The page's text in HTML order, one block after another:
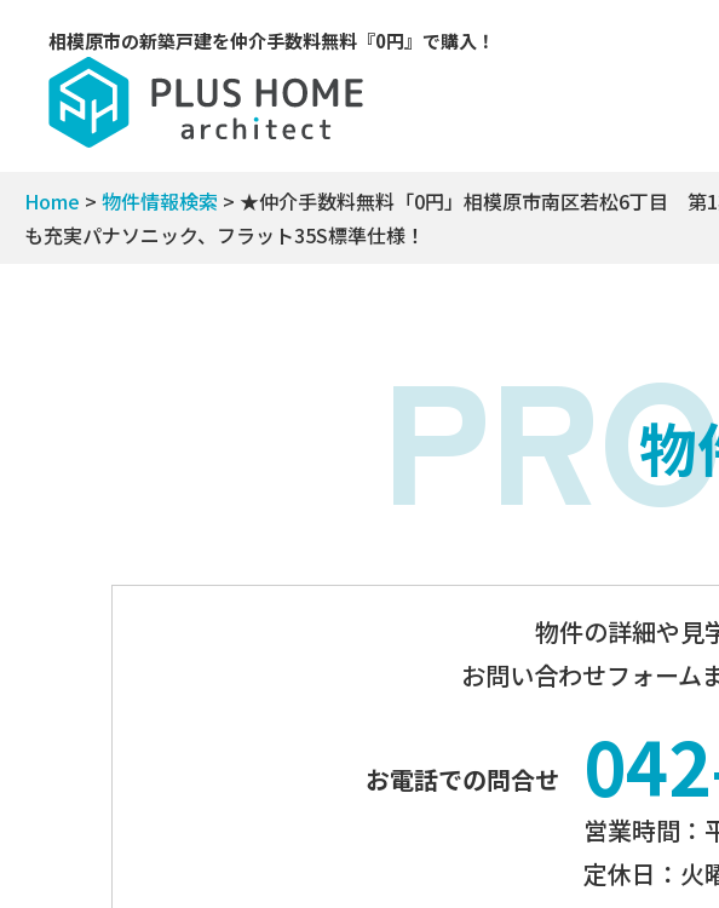
相模原市の新築戸建を仲介手数料無料『0円』で購入！
Home > 物件情報検索 > ★仲介手数料無料「0円」相模原市南区若松6丁目
も充実パナソニック、フラット35S標準仕様！
物
物件の詳細や見
お問い合わせフォーム
お電話での問合せ
営業時間：
定休⽇：火